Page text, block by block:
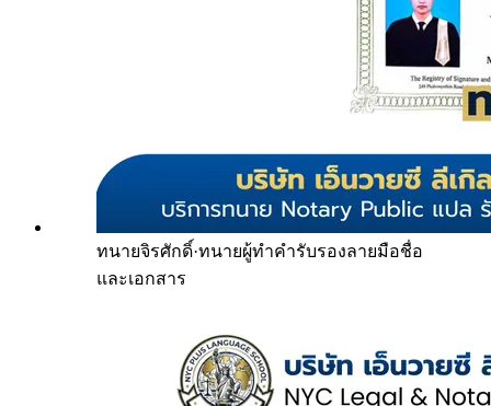
ทนายจิรศักดิ์·ทนายผู้ทำคำรับรองลายมือชื่อ
และเอกสาร